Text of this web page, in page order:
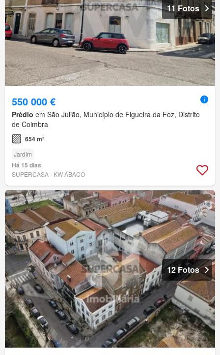
11 Fotos
550 000 €
Prédio em São Julião, Município de Figueira da Foz, Distrito
de Coimbra
654 m²
Jardim
Há 15 dias
SUPERCASA - KW ÁBACO
12 Fotos